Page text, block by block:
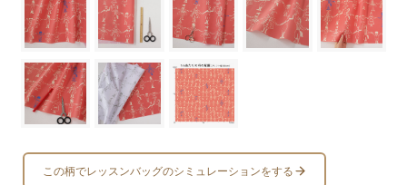
この柄でレッスンバッグのシミュレーションをする